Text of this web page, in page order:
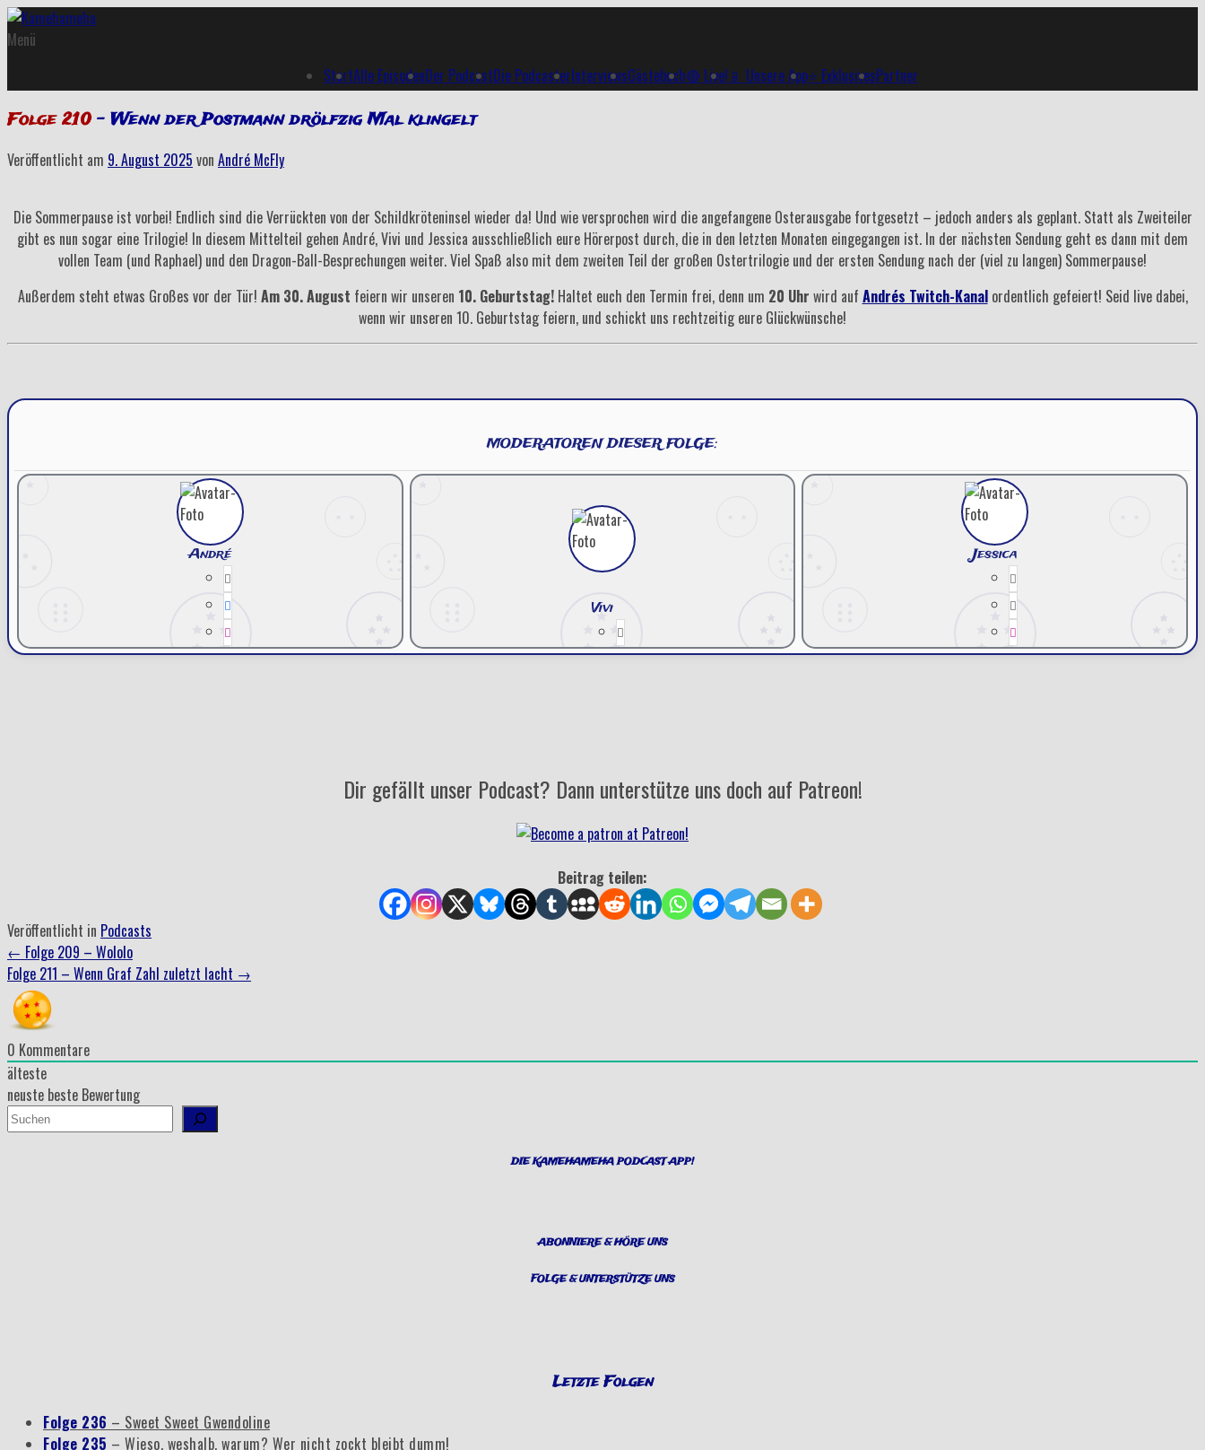
Menü
StartAlle EpisodenDer PodcastDie PodcasterInterviewsGästebuch🔴 Live! 📱 Unsere App⭐ ExklusivesPartner
Folge 210– Wenn der Postmann drölfzig Mal klingelt
Veröffentlicht am 9. August 2025 von André McFly
Die Sommerpause ist vorbei! Endlich sind die Verrückten von der Schildkröteninsel wieder da! Und wie versprochen wird die angefangene Osterausgabe fortgesetzt – jedoch anders als geplant. Statt als Zweiteiler
gibt es nun sogar eine Trilogie! In diesem Mittelteil gehen André, Vivi und Jessica ausschließlich eure Hörerpost durch, die in den letzten Monaten eingegangen ist. In der nächsten Sendung geht es dann mit dem
vollen Team (und Raphael) und den Dragon-Ball-Besprechungen weiter. Viel Spaß also mit dem zweiten Teil der großen Ostertrilogie und der ersten Sendung nach der (viel zu langen) Sommerpause!
Außerdem steht etwas Großes vor der Tür! Am 30. August feiern wir unseren 10. Geburtstag!Haltet euch den Termin frei, denn um 20 Uhr wird auf Andrés Twitch-Kanalordentlich gefeiert! Seid live dabei,
wenn wir unseren 10. Geburtstag feiern, und schickt uns rechtzeitig eure Glückwünsche!
MODERATOREN DIESER FOLGE:
André
Vivi
Jessica
Dir gefällt unser Podcast? Dann unterstütze uns doch auf Patreon!
Beitrag teilen:
Veröffentlicht in Podcasts
Beitrag
Navigation
← Folge 209 – Wololo
Folge 211 – Wenn Graf Zahl zuletzt lacht →
0 Kommentare
älteste
neuste beste Bewertung
Suchen
DIE KAMEHAMEHA PODCAST APP!
ABONNIERE & HÖRE UNS
FOLGE & UNTERSTÜTZE UNS
Letzte Folgen
Folge 236 – Sweet Sweet Gwendoline
Folge 235 – Wieso, weshalb, warum? Wer nicht zockt bleibt dumm!